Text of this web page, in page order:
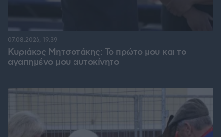
Κυριάκος Μητσοτάκης: Το πρώτο μου και το
αγαπημένο μου αυτοκίνητο
07.08.2026, 19:39